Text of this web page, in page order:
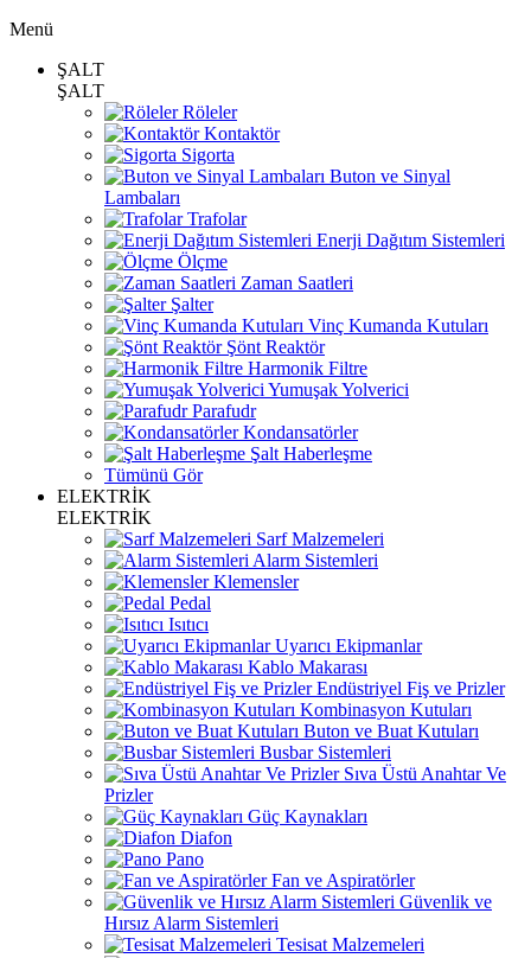
Menü
ŞALT
ŞALT
Röleler
Kontaktör
Sigorta
Buton ve Sinyal
Lambaları
Trafolar
Enerji Dağıtım Sistemleri
Ölçme
Zaman Saatleri
Şalter
Vinç Kumanda Kutuları
Şönt Reaktör
Harmonik Filtre
Yumuşak Yolverici
Parafudr
Kondansatörler
Şalt Haberleşme
Tümünü Gör
ELEKTRİK
ELEKTRİK
Sarf Malzemeleri
Alarm Sistemleri
Klemensler
Pedal
Isıtıcı
Uyarıcı Ekipmanlar
Kablo Makarası
Endüstriyel Fiş ve Prizler
Kombinasyon Kutuları
Buton ve Buat Kutuları
Busbar Sistemleri
Sıva Üstü Anahtar Ve
Prizler
Güç Kaynakları
Diafon
Pano
Fan ve Aspiratörler
Güvenlik ve
Hırsız Alarm Sistemleri
Tesisat Malzemeleri